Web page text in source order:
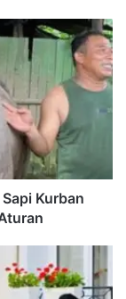
Kurban